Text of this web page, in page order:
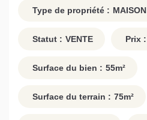
Type de propriété : MAISON
Statut : VENTE Prix :
Surface du bien : 55m²
Surface du terrain : 75m²